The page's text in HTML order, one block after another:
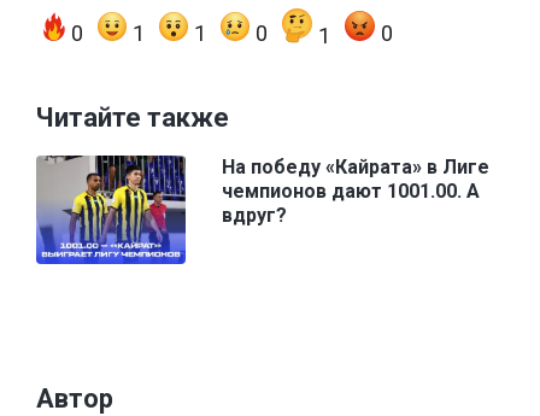
0 1 1 0 1 0
Читайте также
На победу «Кайрата» в Лиге
чемпионов дают 1001.00. А
вдруг?
Автор